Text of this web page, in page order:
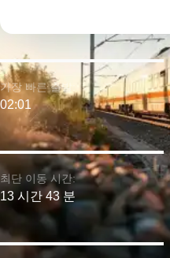
최단 이동 시간:
13 시간 43 분
가장 빠른 출발:
02:01